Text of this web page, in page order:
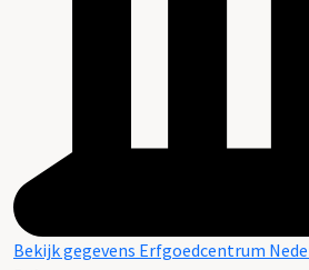
Bekijk gegevens Erfgoedcentrum